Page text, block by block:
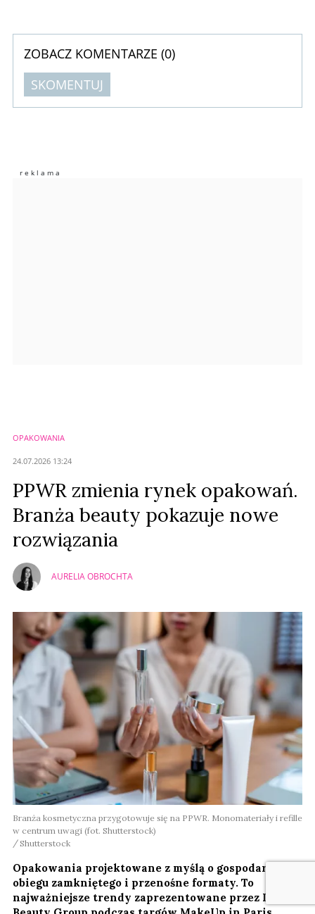
ZOBACZ KOMENTARZE (0)
SKOMENTUJ
Imię (Wymagane)
OPAKOWANIA
24.07.2026 13:24
PPWR zmienia rynek opakowań.
Branża beauty pokazuje nowe
rozwiązania
AURELIA OBROCHTA
Branża kosmetyczna przygotowuje się na PPWR. Monomateriały i refille
w centrum uwagi (fot. Shutterstock)
Shutterstock
Opakowania projektowane z myślą o gospodarce
obiegu zamkniętego i przenośne formaty. To
najważniejsze trendy zaprezentowane przez Icons